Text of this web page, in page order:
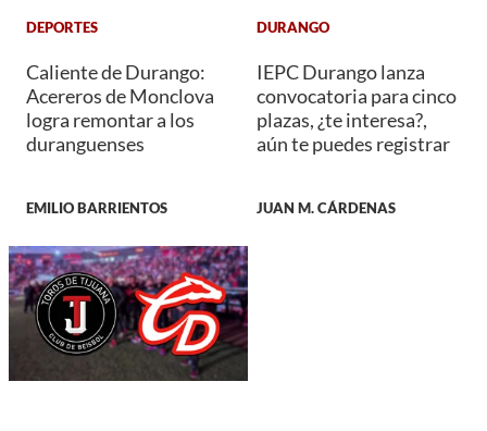
DEPORTES
Caliente de Durango:
Acereros de Monclova
logra remontar a los
duranguenses
EMILIO BARRIENTOS
DURANGO
IEPC Durango lanza
convocatoria para cinco
plazas, ¿te interesa?,
aún te puedes registrar
JUAN M. CÁRDENAS